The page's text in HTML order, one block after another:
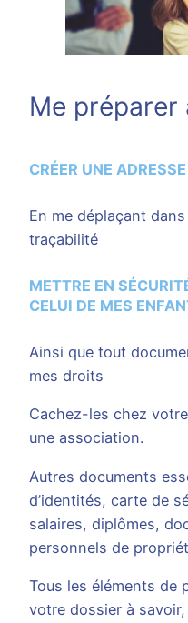
Me préparer
CRÉER UNE
En me déplaçant
traçabilité
METTRE EN
CELUI DE MES
Ainsi que tout
mes droits
Cachez-les chez
une association.
Autres documents
d’identités, carte de
salaires, diplômes,
personnels de
Tous les éléments de
votre dossier à